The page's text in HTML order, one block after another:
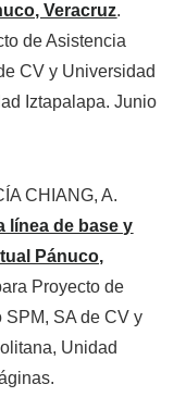
Veracruz.
de Asistencia
CV y Universidad
Iztapalapa. Junio
CHIANG, A.
línea de base y
Pánuco,
Proyecto de
SA de CV y
Unidad